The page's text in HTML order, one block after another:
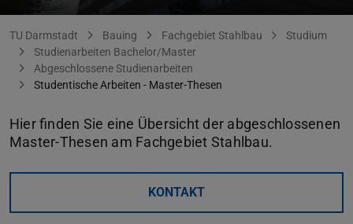
Sie befinden sich hier:
TU Darmstadt Bauing Fachgebiet Stahlbau
Studium
Studienarbeiten Bachelor/Master
Abgeschlossene Studienarbeiten
Studentische Arbeiten - Master-Thesen
Hier finden Sie eine Übersicht der abgeschlossenen
Master-Thesen am Fachgebiet Stahlbau.
KONTAKT